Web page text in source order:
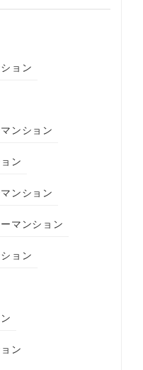
ョン
ンション
ン
ンション
マンション
ョン
ン